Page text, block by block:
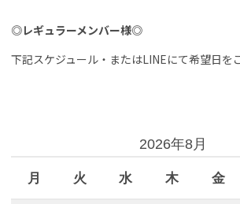
◎レギュラーメンバー様◎
下記スケジュール・またはLINEにて希望日を
2026年8月
月 火 水 木 金